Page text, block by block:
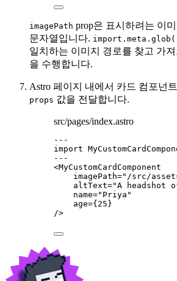
imagePath prop은 표시하려는 이
문자열입니다.
일치하는 이미지 경로를 찾고 가
을 수행합니다.
Astro 페이지 내에서 카드 컴포넌
props 값을 전달합니다.
src/pages/index.astro
---
import
---
<MyCustomCardComponent
imagePath=" /src/
altText="A headshot
name=" Priya "
age={ 25 }
/>